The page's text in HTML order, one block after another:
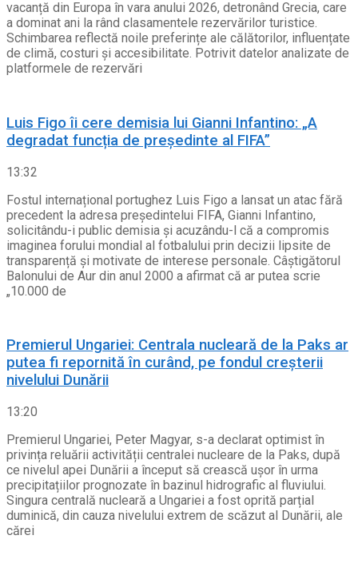
vacanță din Europa în vara anului 2026, detronând Grecia, care
a dominat ani la rând clasamentele rezervărilor turistice.
Schimbarea reflectă noile preferințe ale călătorilor, influențate
de climă, costuri și accesibilitate. Potrivit datelor analizate de
platformele de rezervări
Luis Figo îi cere demisia lui Gianni Infantino: „A
degradat funcția de președinte al FIFA”
13:32
Fostul internațional portughez Luis Figo a lansat un atac fără
precedent la adresa președintelui FIFA, Gianni Infantino,
solicitându-i public demisia și acuzându-l că a compromis
imaginea forului mondial al fotbalului prin decizii lipsite de
transparență și motivate de interese personale. Câștigătorul
Balonului de Aur din anul 2000 a afirmat că ar putea scrie
„10.000 de
Premierul Ungariei: Centrala nucleară de la Paks ar
putea fi repornită în curând, pe fondul creșterii
nivelului Dunării
13:20
Premierul Ungariei, Peter Magyar, s-a declarat optimist în
privința reluării activității centralei nucleare de la Paks, după
ce nivelul apei Dunării a început să crească ușor în urma
precipitațiilor prognozate în bazinul hidrografic al fluviului.
Singura centrală nucleară a Ungariei a fost oprită parțial
duminică, din cauza nivelului extrem de scăzut al Dunării, ale
cărei